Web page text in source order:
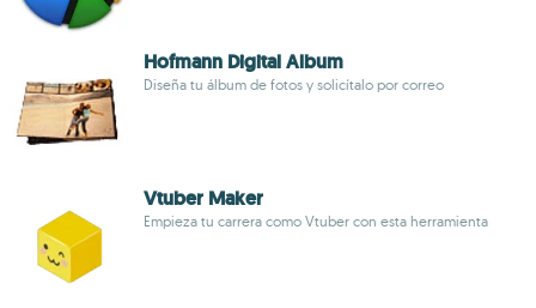
Hofmann Digital Album
Diseña tu álbum de fotos y solicítalo por correo
Vtuber Maker
Empieza tu carrera como Vtuber con esta herramienta